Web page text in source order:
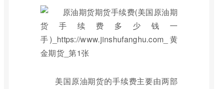
美国原油期货的手续费主要由两部